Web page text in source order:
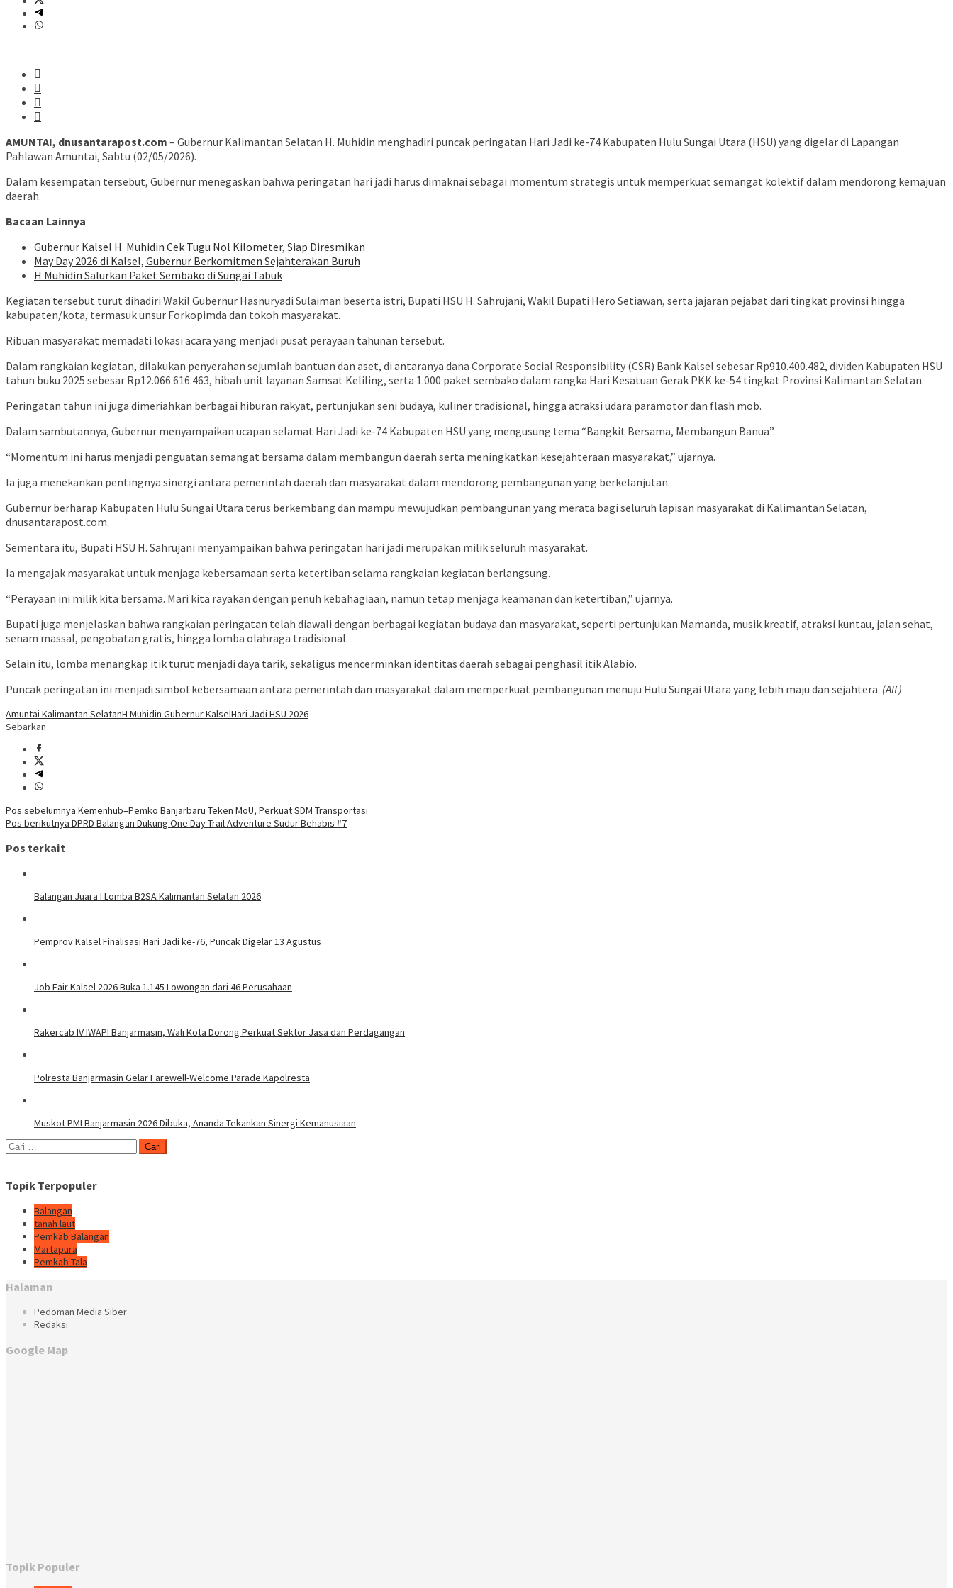
AMUNTAI, dnusantarapost.com – Gubernur Kalimantan Selatan H. Muhidin menghadiri puncak peringatan Hari Jadi ke-74 Kabupaten Hulu Sungai Utara (HSU) yang digelar di Lapangan
Pahlawan Amuntai, Sabtu (02/05/2026).
Dalam kesempatan tersebut, Gubernur menegaskan bahwa peringatan hari jadi harus dimaknai sebagai momentum strategis untuk memperkuat semangat kolektif dalam mendorong kemajuan
daerah.
Bacaan Lainnya
Gubernur Kalsel H. Muhidin Cek Tugu Nol Kilometer, Siap Diresmikan
May Day 2026 di Kalsel, Gubernur Berkomitmen Sejahterakan Buruh
H Muhidin Salurkan Paket Sembako di Sungai Tabuk
Kegiatan tersebut turut dihadiri Wakil Gubernur Hasnuryadi Sulaiman beserta istri, Bupati HSU H. Sahrujani, Wakil Bupati Hero Setiawan, serta jajaran pejabat dari tingkat provinsi hingga
kabupaten/kota, termasuk unsur Forkopimda dan tokoh masyarakat.
Ribuan masyarakat memadati lokasi acara yang menjadi pusat perayaan tahunan tersebut.
Dalam rangkaian kegiatan, dilakukan penyerahan sejumlah bantuan dan aset, di antaranya dana Corporate Social Responsibility (CSR) Bank Kalsel sebesar Rp910.400.482, dividen Kabupaten HSU
tahun buku 2025 sebesar Rp12.066.616.463, hibah unit layanan Samsat Keliling, serta 1.000 paket sembako dalam rangka Hari Kesatuan Gerak PKK ke-54 tingkat Provinsi Kalimantan Selatan.
Peringatan tahun ini juga dimeriahkan berbagai hiburan rakyat, pertunjukan seni budaya, kuliner tradisional, hingga atraksi udara paramotor dan flash mob.
Dalam sambutannya, Gubernur menyampaikan ucapan selamat Hari Jadi ke-74 Kabupaten HSU yang mengusung tema “Bangkit Bersama, Membangun Banua”.
“Momentum ini harus menjadi penguatan semangat bersama dalam membangun daerah serta meningkatkan kesejahteraan masyarakat,” ujarnya.
Ia juga menekankan pentingnya sinergi antara pemerintah daerah dan masyarakat dalam mendorong pembangunan yang berkelanjutan.
Gubernur berharap Kabupaten Hulu Sungai Utara terus berkembang dan mampu mewujudkan pembangunan yang merata bagi seluruh lapisan masyarakat di Kalimantan Selatan,
dnusantarapost.com.
Sementara itu, Bupati HSU H. Sahrujani menyampaikan bahwa peringatan hari jadi merupakan milik seluruh masyarakat.
Ia mengajak masyarakat untuk menjaga kebersamaan serta ketertiban selama rangkaian kegiatan berlangsung.
“Perayaan ini milik kita bersama. Mari kita rayakan dengan penuh kebahagiaan, namun tetap menjaga keamanan dan ketertiban,” ujarnya.
Bupati juga menjelaskan bahwa rangkaian peringatan telah diawali dengan berbagai kegiatan budaya dan masyarakat, seperti pertunjukan Mamanda, musik kreatif, atraksi kuntau, jalan sehat,
senam massal, pengobatan gratis, hingga lomba olahraga tradisional.
Selain itu, lomba menangkap itik turut menjadi daya tarik, sekaligus mencerminkan identitas daerah sebagai penghasil itik Alabio.
Puncak peringatan ini menjadi simbol kebersamaan antara pemerintah dan masyarakat dalam memperkuat pembangunan menuju Hulu Sungai Utara yang lebih maju dan sejahtera. (Alf)
Amuntai Kalimantan SelatanH Muhidin Gubernur KalselHari Jadi HSU 2026
Sebarkan
Navigasi
pos
Pos sebelumnya Kemenhub–Pemko Banjarbaru Teken MoU, Perkuat SDM Transportasi
Pos berikutnya DPRD Balangan Dukung One Day Trail Adventure Sudur Behabis #7
Pos terkait
Balangan Juara I Lomba B2SA Kalimantan Selatan 2026
Pemprov Kalsel Finalisasi Hari Jadi ke-76, Puncak Digelar 13 Agustus
Job Fair Kalsel 2026 Buka 1.145 Lowongan dari 46 Perusahaan
Rakercab IV IWAPI Banjarmasin, Wali Kota Dorong Perkuat Sektor Jasa dan Perdagangan
Polresta Banjarmasin Gelar Farewell-Welcome Parade Kapolresta
Muskot PMI Banjarmasin 2026 Dibuka, Ananda Tekankan Sinergi Kemanusiaan
Cari
untuk:
Topik Terpopuler
Balangan
tanah laut
Pemkab Balangan
Martapura
Pemkab Tala
Halaman
Pedoman Media Siber
Redaksi
Google Map
Topik Populer